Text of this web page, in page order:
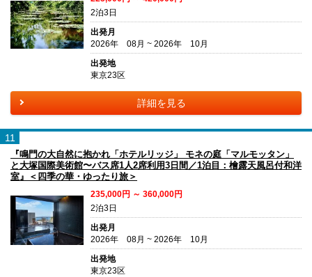
2泊3日
出発月
2026年 08月 ~ 2026年 10月
出発地
東京23区
詳細を見る
11
『鳴門の大自然に抱かれ「ホテルリッジ」 モネの庭「マルモッタン」
と大塚国際美術館〜バス席1人2席利用3日間／1泊目：檜露天風呂付和洋
室』＜四季の華・ゆったり旅＞
235,000円 ～ 360,000円
2泊3日
出発月
2026年 08月 ~ 2026年 10月
出発地
東京23区